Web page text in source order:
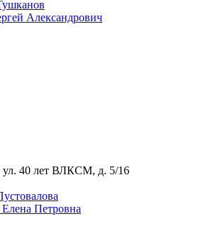
Александрович
ул. 40 лет ВЛКСМ, д. 5/16
Петровна